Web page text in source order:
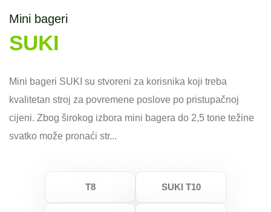
Mini bageri
SUKI
Mini bageri SUKI su stvoreni za korisnika koji treba
kvalitetan stroj za povremene poslove po pristupačnoj
cijeni. Zbog širokog izbora mini bagera do 2,5 tone težine
svatko može pronaći str...
T8 SUKI T10